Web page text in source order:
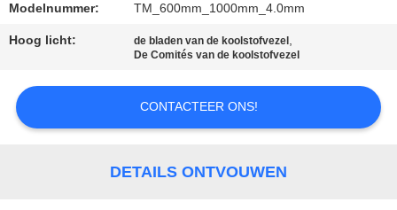
SITEMAP
PRIVACY
Modelnummer: TM_600mm_1000mm_4.0mm
Hoog licht: de bladen van de koolstofvezel ,
De Comités van de koolstofvezel
CONTACTEER ONS!
DETAILS ONTVOUWEN